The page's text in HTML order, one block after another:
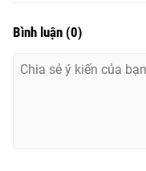
Bình luận (0)